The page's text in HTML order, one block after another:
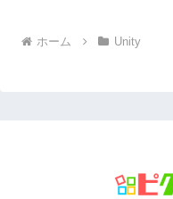
ホーム Unity